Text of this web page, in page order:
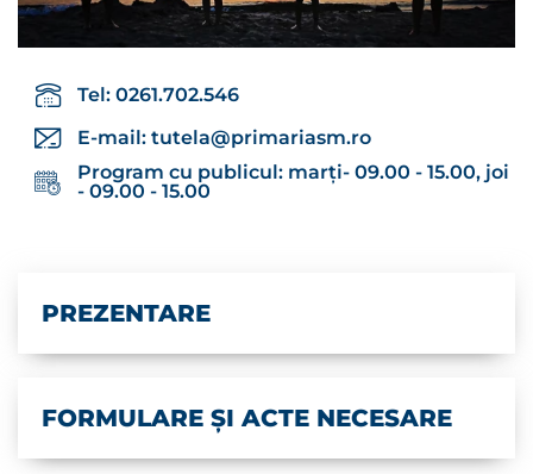
Tel: 0261.702.546
E-mail: tutela@primariasm.ro
Program cu publicul: marți- 09.00 - 15.00, joi
- 09.00 - 15.00
PREZENTARE
FORMULARE ȘI ACTE NECESARE